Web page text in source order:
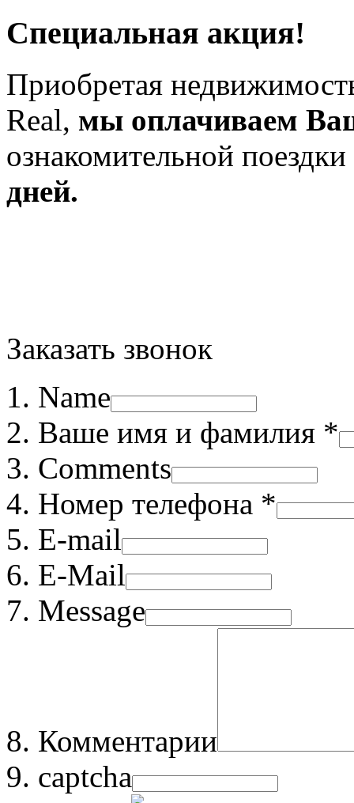
Специальная акция!
Приобретая
Real, мы оплачиваем
ознакомительной
дней.
Заказать звонок
Name
Ваше имя и фамилия *
Comments
Номер телефона *
E-mail
E-Mail
Message
Комментарии
captcha